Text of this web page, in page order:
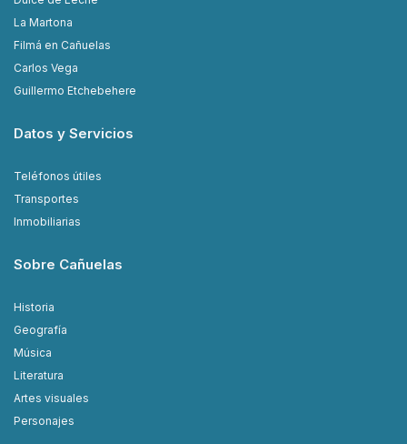
La Martona
Filmá en Cañuelas
Carlos Vega
Guillermo Etchebehere
Datos y Servicios
Teléfonos útiles
Transportes
Inmobiliarias
Sobre Cañuelas
Historia
Geografía
Música
Literatura
Artes visuales
Personajes